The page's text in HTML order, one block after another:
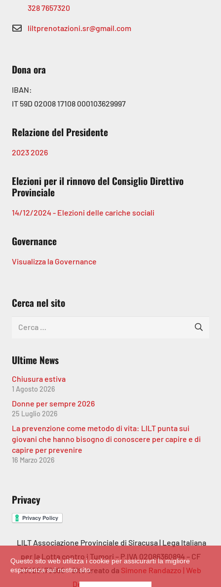
328 7657320
liltprenotazioni.sr@gmail.com
Dona ora
IBAN:
IT 59D 02008 17108 000103629997
Relazione del Presidente
20232026
Elezioni per il rinnovo del Consiglio Direttivo
Provinciale
14/12/2024 - Elezioni delle cariche sociali
Governance
Visualizza la Governance
Cerca nel sito
Ultime News
Chiusura estiva
1 Agosto 2026
Donne per sempre 2026
25 Luglio 2026
La prevenzione come metodo di vita: LILT punta sui
giovani che hanno bisogno di conoscere per capire e di
capire per prevenire
16 Marzo 2026
Privacy
LILT Associazione Provinciale di Siracusa | Lega Italiana
per la Lotta contro i Tumori – P.IVA 02086360894 – CF
93029470890 – Sito creato da Simone Randazzo | Web
Designer & Developer
Questo sito web utilizza i cookie per assicurarti la migliore
esperienza sul nostro sito.